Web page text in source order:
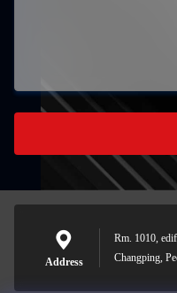
Address
Rm. 1010,
Changping,